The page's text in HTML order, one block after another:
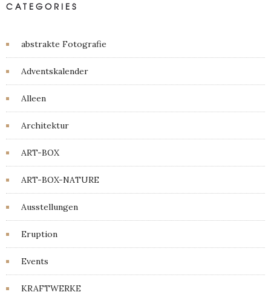
CATEGORIES
abstrakte Fotografie
Adventskalender
Alleen
Architektur
ART-BOX
ART-BOX-NATURE
Ausstellungen
Eruption
Events
KRAFTWERKE